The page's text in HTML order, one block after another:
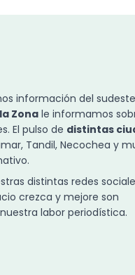
información del
Zona le informamos
El pulso de distintas
Tandil, Necochea y
distintas redes
crezca y mejore son
labor periodística.